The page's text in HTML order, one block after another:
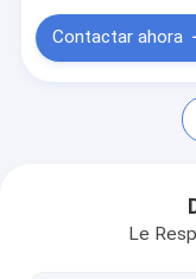
Contactar ahora
Le